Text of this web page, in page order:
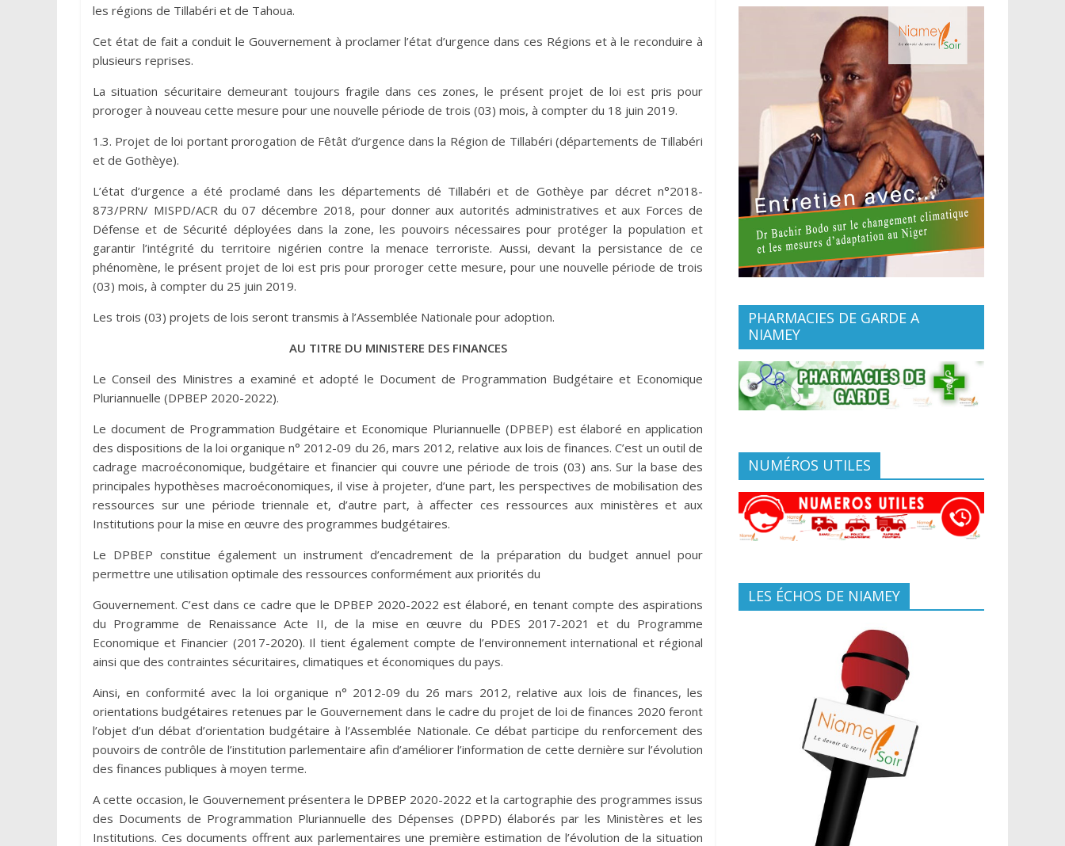
les régions de Tillabéri et de Tahoua.
Cet état de fait a conduit le Gouvernement à proclamer l’état d’urgence dans ces Régions et à le reconduire à
plusieurs reprises.
La situation sécuritaire demeurant toujours fragile dans ces zones, le présent projet de loi est pris pour
proroger à nouveau cette mesure pour une nouvelle période de trois (03) mois, à compter du 18 juin 2019.
1.3. Projet de loi portant prorogation de Fêtât d’urgence dans la Région de Tillabéri (départements de Tillabéri
et de Gothèye).
L’état d’urgence a été proclamé dans les départements dé Tillabéri et de Gothèye par décret n°2018-
873/PRN/ MISPD/ACR du 07 décembre 2018, pour donner aux autorités administratives et aux Forces de
Défense et de Sécurité déployées dans la zone, les pouvoirs nécessaires pour protéger la population et
garantir l’intégrité du territoire nigérien contre la menace terroriste. Aussi, devant la persistance de ce
phénomène, le présent projet de loi est pris pour proroger cette mesure, pour une nouvelle période de trois
(03) mois, à compter du 25 juin 2019.
Les trois (03) projets de lois seront transmis à l’Assemblée Nationale pour adoption.
AU TITRE DU MINISTERE DES FINANCES
Le Conseil des Ministres a examiné et adopté le Document de Programmation Budgétaire et Economique
Pluriannuelle (DPBEP 2020-2022).
Le document de Programmation Budgétaire et Economique Pluriannuelle (DPBEP) est élaboré en application
des dispositions de la loi organique n° 2012-09 du 26, mars 2012, relative aux lois de finances. C’est un outil de
cadrage macroéconomique, budgétaire et financier qui couvre une période de trois (03) ans. Sur la base des
principales hypothèses macroéconomiques, il vise à projeter, d’une part, les perspectives de mobilisation des
ressources sur une période triennale et, d’autre part, à affecter ces ressources aux ministères et aux
Institutions pour la mise en œuvre des programmes budgétaires.
Le DPBEP constitue également un instrument d’encadrement de la préparation du budget annuel pour
permettre une utilisation optimale des ressources conformément aux priorités du
Gouvernement. C’est dans ce cadre que le DPBEP 2020-2022 est élaboré, en tenant compte des aspirations
du Programme de Renaissance Acte II, de la mise en œuvre du PDES 2017-2021 et du Programme
Economique et Financier (2017-2020). Il tient également compte de l’environnement international et régional
ainsi que des contraintes sécuritaires, climatiques et économiques du pays.
Ainsi, en conformité avec la loi organique n° 2012-09 du 26 mars 2012, relative aux lois de finances, les
orientations budgétaires retenues par le Gouvernement dans le cadre du projet de loi de finances 2020 feront
l’objet d’un débat d’orientation budgétaire à l’Assemblée Nationale. Ce débat participe du renforcement des
pouvoirs de contrôle de l’institution parlementaire afin d’améliorer l’information de cette dernière sur l’évolution
des finances publiques à moyen terme.
A cette occasion, le Gouvernement présentera le DPBEP 2020-2022 et la cartographie des programmes issus
des Documents de Programmation Pluriannuelle des Dépenses (DPPD) élaborés par les Ministères et les
Institutions. Ces documents offrent aux parlementaires une première estimation de l’évolution de la situation
PHARMACIES DE GARDE A
NIAMEY
NUMÉROS UTILES
LES ÉCHOS DE NIAMEY